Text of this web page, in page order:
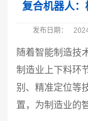
复合机器人
发布日期：
随着智能制造技
制造业上下料环
别、精准定位等
置，为制造业的